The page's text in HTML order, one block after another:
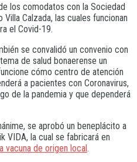
los comodatos con la Sociedad
Calzada, las cuales funcionan
el Covid-19.
se convalidó un convenio con
de salud bonaerense un
cómo centro de atención
a pacientes con Coronavirus,
de la pandemia y que dependerá
se aprobó un beneplácito a
VIDA, la cual se fabricará en
vacuna de origen local.